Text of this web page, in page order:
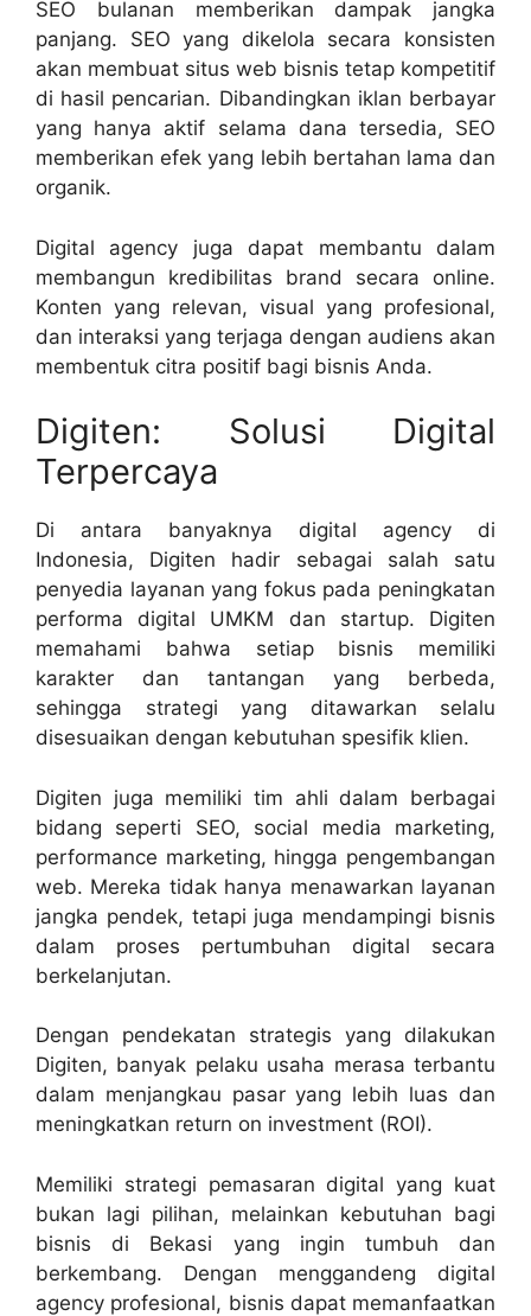
SEO bulanan memberikan dampak jangka
panjang. SEO yang dikelola secara konsisten
akan membuat situs web bisnis tetap kompetitif
di hasil pencarian. Dibandingkan iklan berbayar
yang hanya aktif selama dana tersedia, SEO
memberikan efek yang lebih bertahan lama dan
organik.
Digital agency juga dapat membantu dalam
membangun kredibilitas brand secara online.
Konten yang relevan, visual yang profesional,
dan interaksi yang terjaga dengan audiens akan
membentuk citra positif bagi bisnis Anda.
Digiten: Solusi Digital
Terpercaya
Di antara banyaknya digital agency di
Indonesia, Digiten hadir sebagai salah satu
penyedia layanan yang fokus pada peningkatan
performa digital UMKM dan startup. Digiten
memahami bahwa setiap bisnis memiliki
karakter dan tantangan yang berbeda,
sehingga strategi yang ditawarkan selalu
disesuaikan dengan kebutuhan spesifik klien.
Digiten juga memiliki tim ahli dalam berbagai
bidang seperti SEO, social media marketing,
performance marketing, hingga pengembangan
web. Mereka tidak hanya menawarkan layanan
jangka pendek, tetapi juga mendampingi bisnis
dalam proses pertumbuhan digital secara
berkelanjutan.
Dengan pendekatan strategis yang dilakukan
Digiten, banyak pelaku usaha merasa terbantu
dalam menjangkau pasar yang lebih luas dan
meningkatkan return on investment (ROI).
Memiliki strategi pemasaran digital yang kuat
bukan lagi pilihan, melainkan kebutuhan bagi
bisnis di Bekasi yang ingin tumbuh dan
berkembang. Dengan menggandeng digital
agency profesional, bisnis dapat memanfaatkan